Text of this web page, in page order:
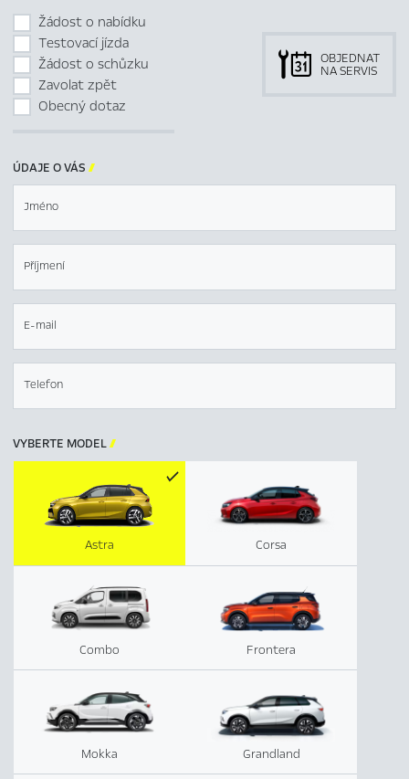
Žádost o nabídku
Testovací jízda
Žádost o schůzku
Zavolat zpět
Obecný dotaz
OBJEDNAT
NA SERVIS
ÚDAJE O VÁS 
Jméno
Příjmení
E-mail
Telefon
VYBERTE MODEL
Corsa
Combo Frontera
Astra
Mokka Grandland